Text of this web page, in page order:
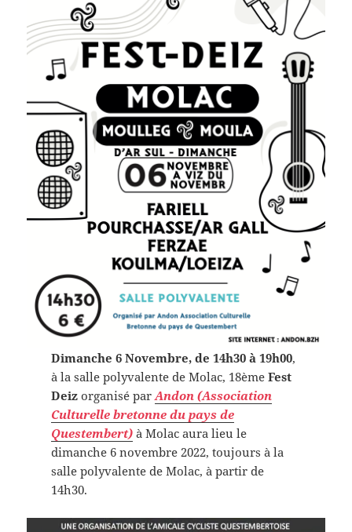
Dimanche 6 Novembre, de 14h30 à 19h00,
à la salle polyvalente de Molac, 18ème Fest
Deizorganisé par Andon (Association
Culturelle bretonne du pays de
Questembert)à Molac aura lieu le
dimanche 6 novembre 2022, toujours à la
salle polyvalente de Molac, à partir de
14h30.